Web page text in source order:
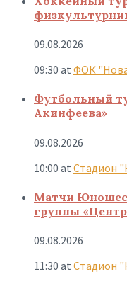
09.08.2026
09:30 at ФОК
Футбольный
Акинфеева»
09.08.2026
10:00 at Стадион
Матчи
группы
09.08.2026
11:30 at Стадион